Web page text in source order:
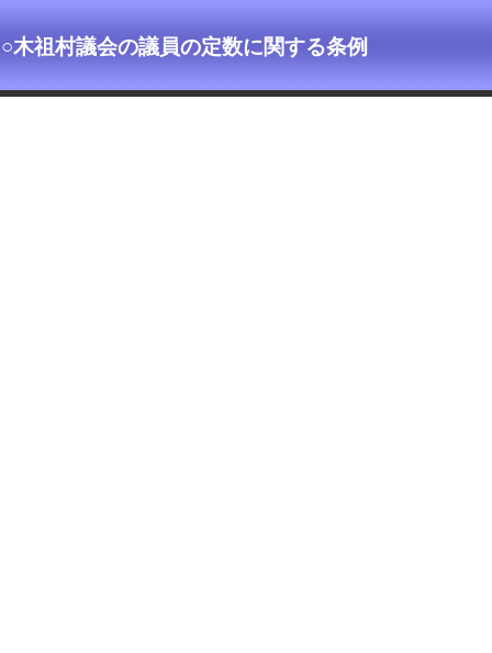
○木祖村議会の議員の定数に関する条例